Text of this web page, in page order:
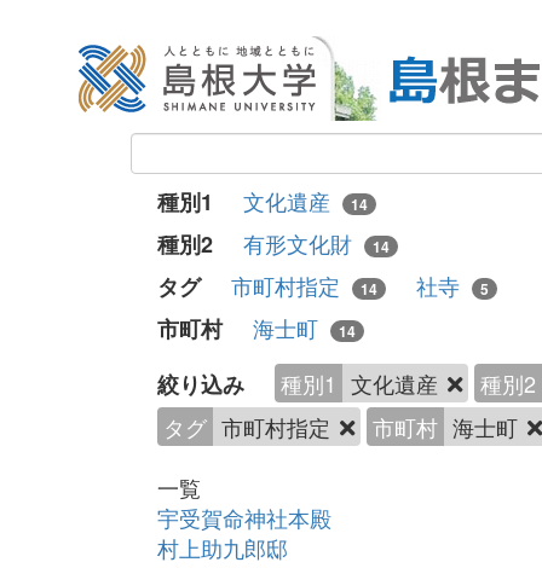
種別1 文化遺産 14
種別2 有形文化財 14
タグ 市町村指定 14 社寺 5
市町村 海士町 14
絞り込み 種別1 文化遺産
種別2
タグ 市町村指定 市町村 海士町
一覧
宇受賀命神社本殿
村上助九郎邸